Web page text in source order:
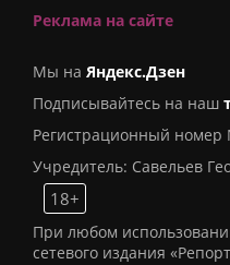
Реклама на сайте
Мы на Яндекс.Дзен
Подписывайтесь на наш
Регистрационный
Учредитель: Савельев
18+
При любом
сетевого издания